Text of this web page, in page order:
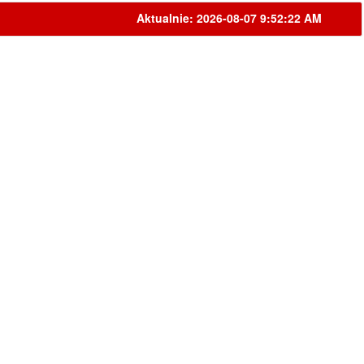
Aktualnie: 2026-08-07 9:52:22 AM